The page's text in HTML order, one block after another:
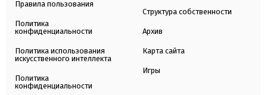
Правила пользования
Политика
конфиденциальности
Политика использования
искусственного интеллекта
Политика
конфиденциальности
Структура собственности
Архив
Карта сайта
Игры